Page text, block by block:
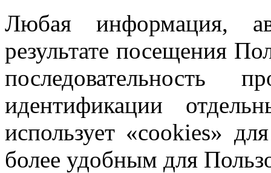
Любая информация,
результате посещения
последовательность
идентификации
использует «cookies»
более удобным для